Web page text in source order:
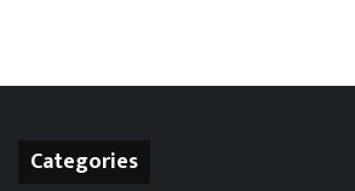
Categories